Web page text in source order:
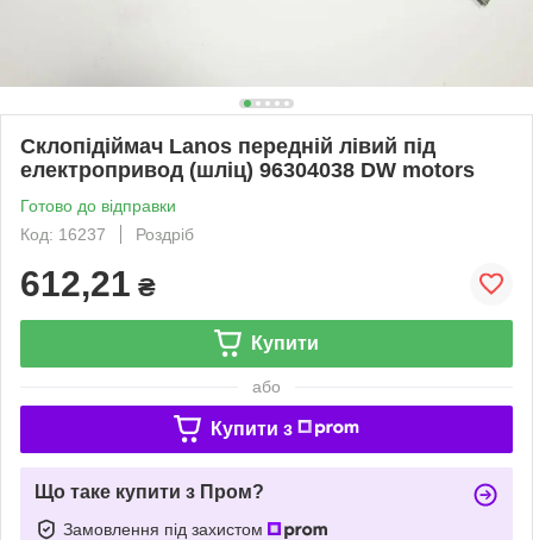
Склопідіймач Lanos передній лівий під
електропривод (шліц) 96304038 DW motors
Готово до відправки
Код: 16237
Роздріб
612,21 ₴
Купити
або
Купити з
Що таке купити з Пром?
Замовлення під захистом